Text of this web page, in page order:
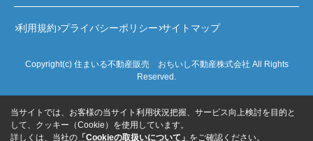
利用規約 プライバシーポリシー サイトマップ
Copyright(c) 住まいる不動産販売 おちいし不動産株式会社 All Rights
Reserved.
当サイトでは、お客様の当サイト利用状況把握、サービス向上検討を目的と
して、クッキー（Cookie）を使用しています。
詳しくは、当社の 「Cookieの取扱いについて」 をご確認ください。